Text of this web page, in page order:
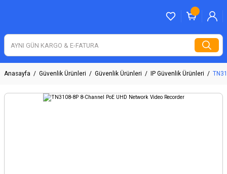
Anasayfa Güvenlik Ürünleri Güvenlik Ürünleri IP Güvenlik Ürünleri